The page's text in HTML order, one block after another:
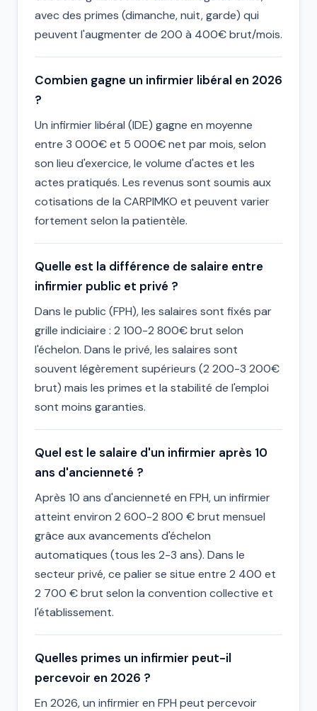
avec des primes (dimanche, nuit, garde) qui
peuvent l'augmenter de 200 à 400€ brut/mois.
Combien gagne un infirmier libéral en 2026
?
Un infirmier libéral (IDE) gagne en moyenne
entre 3 000€ et 5 000€ net par mois, selon
son lieu d'exercice, le volume d'actes et les
actes pratiqués. Les revenus sont soumis aux
cotisations de la CARPIMKO et peuvent varier
fortement selon la patientèle.
Quelle est la différence de salaire entre
infirmier public et privé ?
Dans le public (FPH), les salaires sont fixés par
grille indiciaire : 2 100-2 800€ brut selon
l'échelon. Dans le privé, les salaires sont
souvent légèrement supérieurs (2 200-3 200€
brut) mais les primes et la stabilité de l'emploi
sont moins garanties.
Quel est le salaire d'un infirmier après 10
ans d'ancienneté ?
Après 10 ans d'ancienneté en FPH, un infirmier
atteint environ 2 600-2 800 € brut mensuel
grâce aux avancements d'échelon
automatiques (tous les 2-3 ans). Dans le
secteur privé, ce palier se situe entre 2 400 et
2 700 € brut selon la convention collective et
l'établissement.
Quelles primes un infirmier peut-il
percevoir en 2026 ?
En 2026, un infirmier en FPH peut percevoir